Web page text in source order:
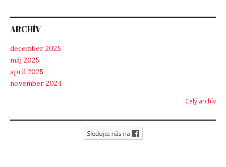
ARCHÍV
december 2025
máj 2025
apríl 2025
november 2024
Celý archív